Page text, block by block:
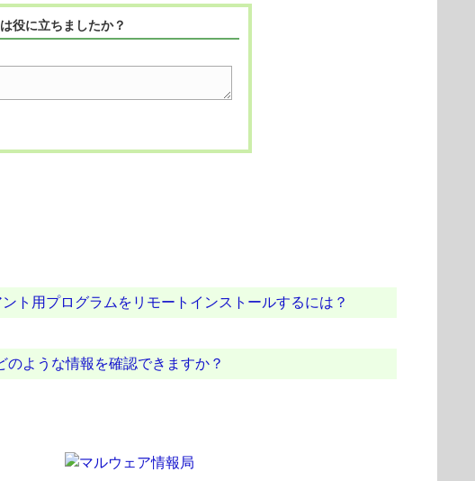
役に立ちましたか？
ト用プログラムをリモートインストールするには？
ような情報を確認できますか？